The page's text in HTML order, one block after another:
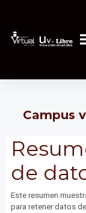
Campus
de
Este resumen
para retener datos